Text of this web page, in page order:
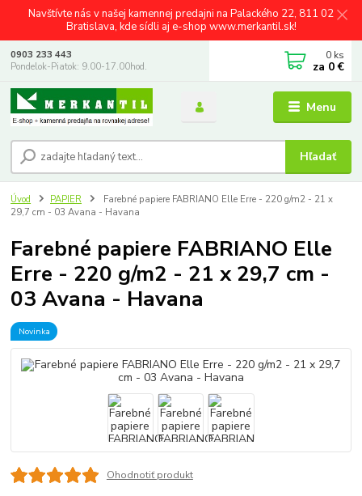
Navštívte nás v našej kamennej predajni na Palackého 22, 811 02
Bratislava, kde sídli aj e-shop www.merkantil.sk!
Menu
Hľadať
0903 233 443
Pondelok-Piatok: 9.00-17.00hod.
0 ks
za 0 €
Úvod PAPIER
Farebné papiere FABRIANO Elle Erre - 220 g/m2 - 21 x
29,7 cm - 03 Avana - Havana
Farebné papiere FABRIANO Elle
Erre - 220 g/m2 - 21 x 29,7 cm -
03 Avana - Havana
Novinka
Ohodnotiť produkt